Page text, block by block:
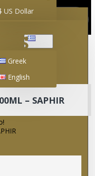
US Dollar
Greek
English
– SAPHIR
– SAPHIR